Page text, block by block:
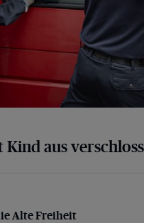
aus
Freiheit
Alte Freiheit